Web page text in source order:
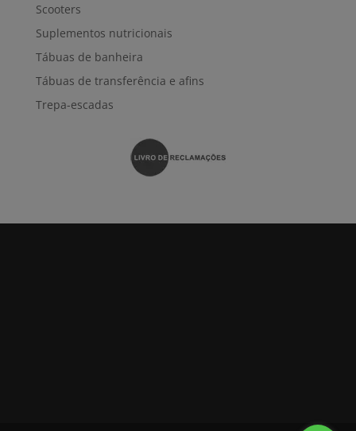
Scooters
Suplementos nutricionais
Tábuas de banheira
Tábuas de transferência e afins
Trepa-escadas